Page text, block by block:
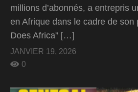
millions d’abonnés, a entrepris
en Afrique dans le cadre de son
Does Africa” […]
JANVIER 19, 2026
0